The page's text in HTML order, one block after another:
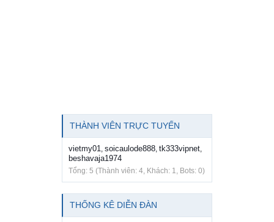
THÀNH VIÊN TRỰC TUYẾN
vietmy01, soicaulode888, tk333vipnet,
beshavaja1974
Tổng: 5 (Thành viên: 4, Khách: 1, Bots: 0)
THỐNG KÊ DIỄN ĐÀN